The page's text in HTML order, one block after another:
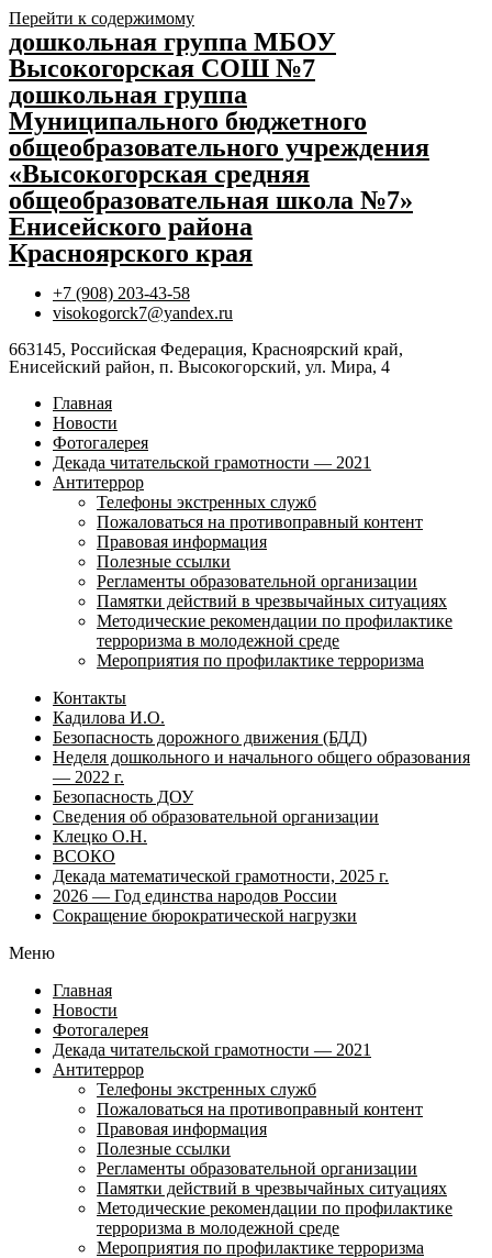
Перейти к содержимому
дошкольная группа МБОУ
Высокогорская СОШ №7
дошкольная группа
Муниципального бюджетного
общеобразовательного учреждения
«Высокогорская средняя
общеобразовательная школа №7»
Енисейского района
Красноярского края
+7 (908) 203-43-58
visokogorck7@yandex.ru
663145, Российская Федерация, Красноярский край,
Енисейский район, п. Высокогорский, ул. Мира, 4
Главная
Новости
Фотогалерея
Декада читательской грамотности — 2021
Антитеррор
Телефоны экстренных служб
Пожаловаться на противоправный контент
Правовая информация
Полезные ссылки
Регламенты образовательной организации
Памятки действий в чрезвычайных ситуациях
Методические рекомендации по профилактике
терроризма в молодежной среде
Мероприятия по профилактике терроризма
Контакты
Кадилова И.О.
Безопасность дорожного движения (БДД)
Неделя дошкольного и начального общего образования
— 2022 г.
Безопасность ДОУ
Сведения об образовательной организации
Клецко О.Н.
ВСОКО
Декада математической грамотности, 2025 г.
2026 — Год единства народов России
Сокращение бюрократической нагрузки
Меню
Главная
Новости
Фотогалерея
Декада читательской грамотности — 2021
Антитеррор
Телефоны экстренных служб
Пожаловаться на противоправный контент
Правовая информация
Полезные ссылки
Регламенты образовательной организации
Памятки действий в чрезвычайных ситуациях
Методические рекомендации по профилактике
терроризма в молодежной среде
Мероприятия по профилактике терроризма